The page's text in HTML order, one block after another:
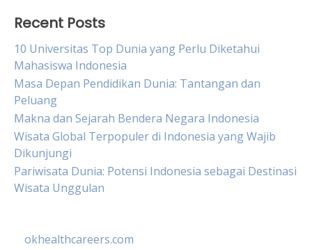
Recent Posts
10 Universitas Top Dunia yang Perlu Diketahui
Mahasiswa Indonesia
Masa Depan Pendidikan Dunia: Tantangan dan
Peluang
Makna dan Sejarah Bendera Negara Indonesia
Wisata Global Terpopuler di Indonesia yang Wajib
Dikunjungi
Pariwisata Dunia: Potensi Indonesia sebagai Destinasi
Wisata Unggulan
okhealthcareers.com